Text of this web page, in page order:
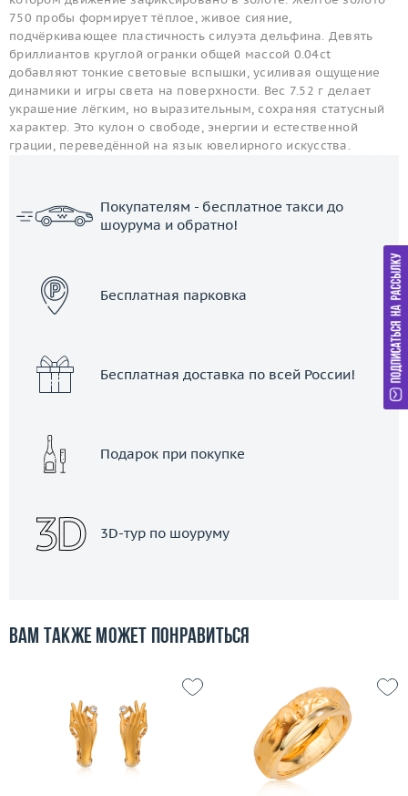
750 пробы формирует тёплое, живое сияние,
подчёркивающее пластичность силуэта дельфина. Девять
бриллиантов круглой огранки общей массой 0.04ct
добавляют тонкие световые вспышки, усиливая ощущение
динамики и игры света на поверхности. Вес 7.52 г делает
украшение лёгким, но выразительным, сохраняя статусный
характер. Это кулон о свободе, энергии и естественной
грации, переведённой на язык ювелирного искусства.
Покупателям - бесплатное такси до
шоурума и обратно!
Бесплатная парковка
Бесплатная доставка по всей России!
Подарок при покупке
3D-тур по шоуруму
Вам также может понравиться